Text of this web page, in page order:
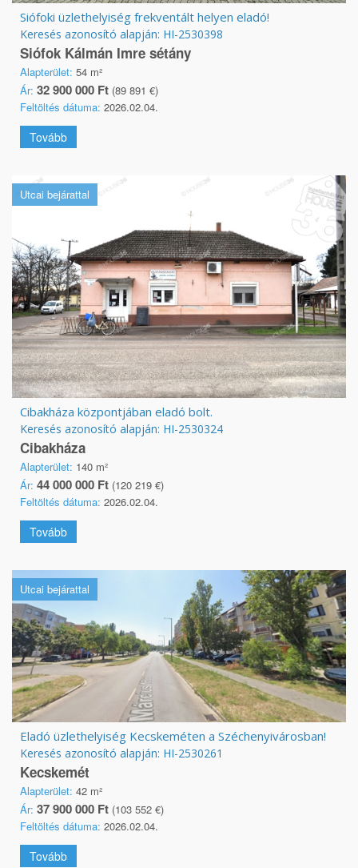
Siófoki üzlethelyiség frekventált helyen eladó!
Keresés azonosító alapján: HI-2530398
Siófok Kálmán Imre sétány
Alapterület: 54 m²
Ár: 32 900 000 Ft (89 891 €)
Feltöltés dátuma: 2026.02.04.
Tovább
Utcai bejárattal
Cibakháza központjában eladó bolt.
Keresés azonosító alapján: HI-2530324
Cibakháza
Alapterület: 140 m²
Ár: 44 000 000 Ft (120 219 €)
Feltöltés dátuma: 2026.02.04.
Tovább
Utcai bejárattal
Eladó üzlethelyiség Kecskeméten a Széchenyivárosban!
Keresés azonosító alapján: HI-2530261
Kecskemét
Alapterület: 42 m²
Ár: 37 900 000 Ft (103 552 €)
Feltöltés dátuma: 2026.02.04.
Tovább